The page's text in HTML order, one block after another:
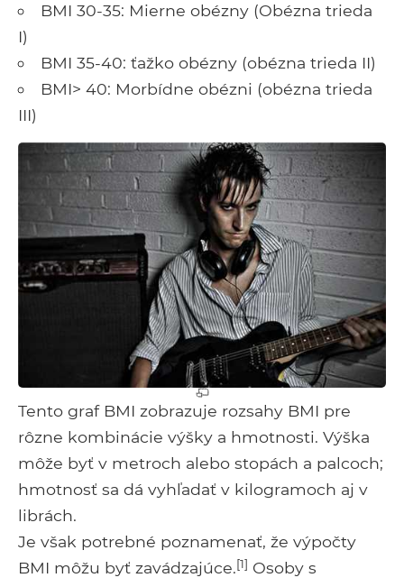
BMI 30-35: Mierne obézny (Obézna trieda
I)
BMI 35-40: ťažko obézny (obézna trieda II)
BMI> 40: Morbídne obézni (obézna trieda
III)
Tento graf BMI zobrazuje rozsahy BMI pre
rôzne kombinácie výšky a hmotnosti. Výška
môže byť v metroch alebo stopách a palcoch;
hmotnosť sa dá vyhľadať v kilogramoch aj v
librách.
Je však potrebné poznamenať, že výpočty
BMI môžu byť zavádzajúce.[1] Osoby s